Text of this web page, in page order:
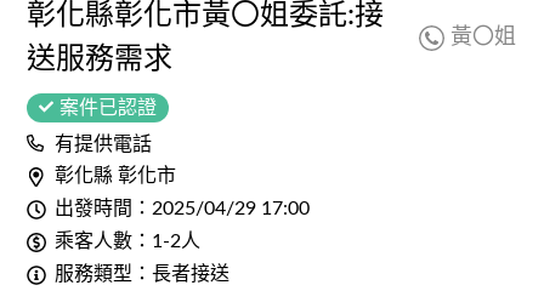
彰化縣彰化市黃〇姐委託:接
送服務需求
黃〇姐
案件已認證
有提供電話
彰化縣 彰化市
出發時間：2025/04/29 17:00
乘客人數：1-2人
服務類型：長者接送